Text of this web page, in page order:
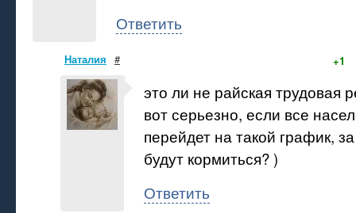
Ответить
Наталия # +1
это ли не райская трудовая
вот серьезно, если все
перейдет на такой график,
будут кормиться? )
Ответить